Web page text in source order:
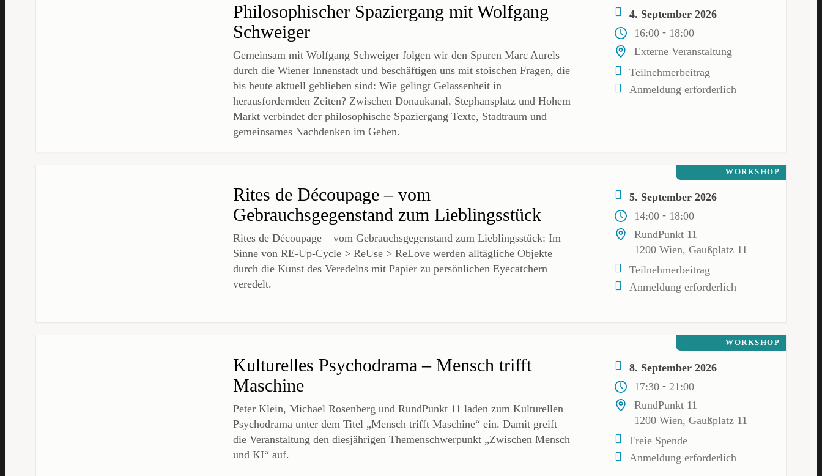
Philosophischer Spaziergang mit Wolfgang
Schweiger
Gemeinsam mit Wolfgang Schweiger folgen wir den Spuren Marc Aurels
durch die Wiener Innenstadt und beschäftigen uns mit stoischen Fragen, die
bis heute aktuell geblieben sind: Wie gelingt Gelassenheit in
herausfordernden Zeiten? Zwischen Donaukanal, Stephansplatz und Hohem
Markt verbindet der philosophische Spaziergang Texte, Stadtraum und
gemeinsames Nachdenken im Gehen.
4. September 2026
16:00 - 18:00
Externe Veranstaltung
Teilnehmerbeitrag
Anmeldung erforderlich
Rites de Découpage – vom
Gebrauchsgegenstand zum Lieblingsstück
Rites de Découpage – vom Gebrauchsgegenstand zum Lieblingsstück: Im
Sinne von RE-Up-Cycle > ReUse > ReLove werden alltägliche Objekte
durch die Kunst des Veredelns mit Papier zu persönlichen Eyecatchern
veredelt.
5. September 2026
WORKSHOP
14:00 - 18:00
RundPunkt 11
1200 Wien, Gaußplatz 11
Teilnehmerbeitrag
Anmeldung erforderlich
Kulturelles Psychodrama – Mensch trifft
Maschine
Peter Klein, Michael Rosenberg und RundPunkt 11 laden zum Kulturellen
Psychodrama unter dem Titel „Mensch trifft Maschine“ ein. Damit greift
die Veranstaltung den diesjährigen Themenschwerpunkt „Zwischen Mensch
und KI“ auf.
8. September 2026
WORKSHOP
17:30 - 21:00
RundPunkt 11
1200 Wien, Gaußplatz 11
Freie Spende
Anmeldung erforderlich